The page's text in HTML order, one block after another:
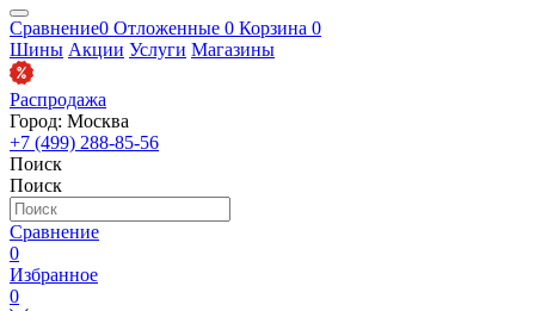
Сравнение0 Отложенные 0 Корзина 0
Шины Акции Услуги Магазины
Распродажа
Город: Москва
+7 (499) 288-85-56
Поиск
Поиск
Сравнение
0
Избранное
0